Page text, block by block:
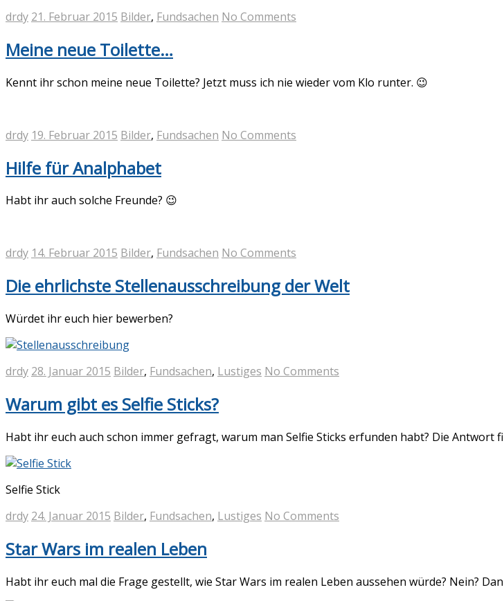
drdy 21. Februar 2015 Bilder, Fundsachen No Comments
Meine neue Toilette…
Kennt ihr schon meine neue Toilette? Jetzt muss ich nie wieder vom Klo runter. 😉
drdy 19. Februar 2015 Bilder, Fundsachen No Comments
Hilfe für Analphabet
Habt ihr auch solche Freunde? 😉
drdy 14. Februar 2015 Bilder, Fundsachen No Comments
Die ehrlichste Stellenausschreibung der Welt
Würdet ihr euch hier bewerben?
drdy 28. Januar 2015 Bilder, Fundsachen, Lustiges No Comments
Warum gibt es Selfie Sticks?
Habt ihr euch auch schon immer gefragt, warum man Selfie Sticks erfunden habt? Die Antwort
Selfie Stick
drdy 24. Januar 2015 Bilder, Fundsachen, Lustiges No Comments
Star Wars im realen Leben
Habt ihr euch mal die Frage gestellt, wie Star Wars im realen Leben aussehen würde? Nein?